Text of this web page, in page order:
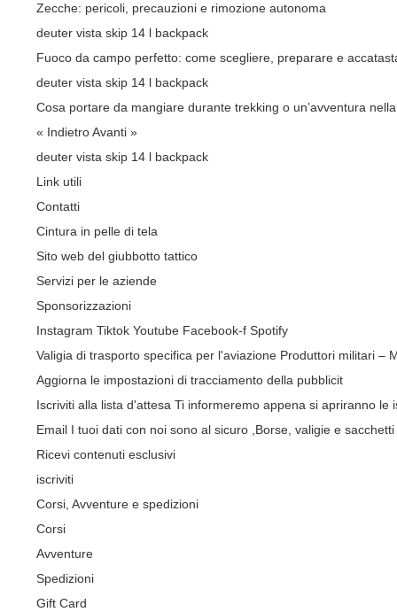
Zecche: pericoli, precauzioni e rimozione autonoma
deuter vista skip 14 l backpack
Fuoco da campo perfetto: come scegliere, preparare e
deuter vista skip 14 l backpack
Cosa portare da mangiare durante trekking o un’avventura
« IndietroAvanti »
deuter vista skip 14 l backpack
Link utili
Contatti
Cintura in pelle di tela
Sito web del giubbotto tattico
Servizi per le aziende
Sponsorizzazioni
Instagram Tiktok Youtube Facebook-f Spotify
Valigia di trasporto specifica per l'aviazione Produttori militari –
Aggiorna le impostazioni di tracciamento della pubblicit
Iscriviti alla lista d'attesa Ti informeremo appena si apriranno le
Email I tuoi dati con noi sono al sicuro ,Borse, valigie e
Ricevi contenuti esclusivi
iscriviti
Corsi, Avventure e spedizioni
Corsi
Avventure
Spedizioni
Gift Card